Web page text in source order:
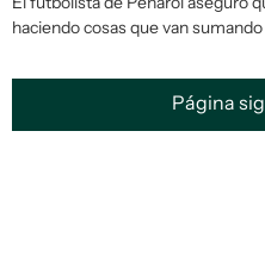
haciendo cosas que van
Página